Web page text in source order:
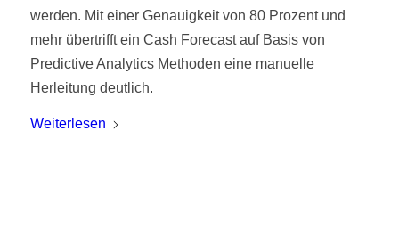
werden. Mit einer Genauigkeit von 80 Prozent und
mehr übertrifft ein Cash Forecast auf Basis von
Predictive Analytics Methoden eine manuelle
Herleitung deutlich.
Weiterlesen